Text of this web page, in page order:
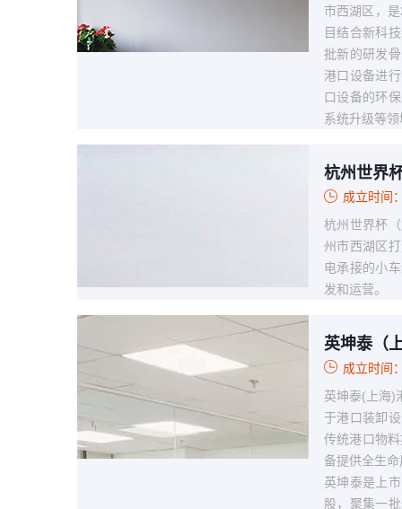
市西湖区，
目结合新科
批新的研发
港口设备进
口设备的环
系统升级等
杭州世界
成立时间
杭州世界杯
州市西湖区
电承接的小
发和运营。
英坤泰（
成立时间
英坤泰(上海)
于港口装卸
传统港口物
备提供全生
英坤泰是上
股，聚集一